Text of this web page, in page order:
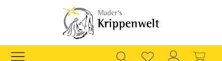
Zum Hauptinhalt springen